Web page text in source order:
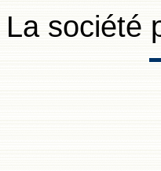
La société